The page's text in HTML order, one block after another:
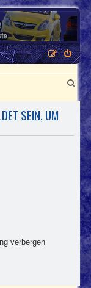
S
u
h
SEIN, UM
verbergen